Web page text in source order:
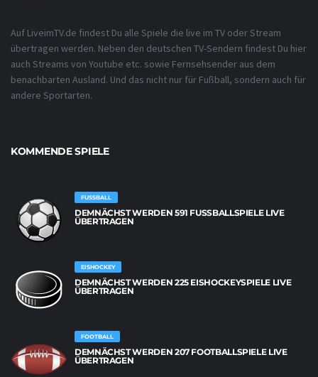
Auf LiveimTV.de findest Du alle Spiele die live im TV oder Stream
übertragen werden. Neben den deutschen TV-Sendern findest Du hier
auch Streams von Youtube etc. sowie Fernsehsender aus dem
benachbarten Ausland. Und das nicht nur für Fußball, sondern auch für
andere Sportarten.
KOMMENDE SPIELE
FUSSBALL
DEMNÄCHST WERDEN 591 FUSSBALLSPIELE LIVE Ü
BERTRAGEN
EISHOCKEY
DEMNÄCHST WERDEN 225 EISHOCKEYSPIELE LIVE
ÜBERTRAGEN
FOOTBALL
DEMNÄCHST WERDEN 207 FOOTBALLSPIELE LIVE
ÜBERTRAGEN